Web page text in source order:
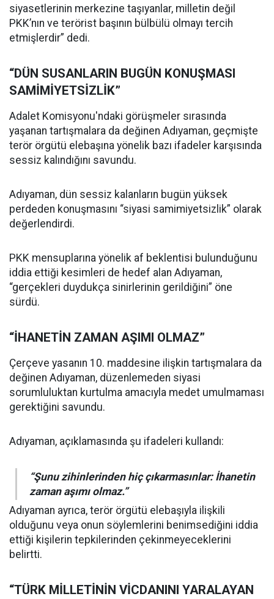
siyasetlerinin merkezine taşıyanlar, milletin değil
PKK’nın ve terörist başının bülbülü olmayı tercih
etmişlerdir” dedi.
“DÜN SUSANLARIN BUGÜN KONUŞMASI
SAMİMİYETSİZLİK”
Adalet Komisyonu'ndaki görüşmeler sırasında
yaşanan tartışmalara da değinen Adıyaman, geçmişte
terör örgütü elebaşına yönelik bazı ifadeler karşısında
sessiz kalındığını savundu.
Adıyaman, dün sessiz kalanların bugün yüksek
perdeden konuşmasını “siyasi samimiyetsizlik” olarak
değerlendirdi.
PKK mensuplarına yönelik af beklentisi bulunduğunu
iddia ettiği kesimleri de hedef alan Adıyaman,
“gerçekleri duydukça sinirlerinin gerildiğini” öne
sürdü.
“İHANETİN ZAMAN AŞIMI OLMAZ”
Çerçeve yasanın 10. maddesine ilişkin tartışmalara da
değinen Adıyaman, düzenlemeden siyasi
sorumluluktan kurtulma amacıyla medet umulmaması
gerektiğini savundu.
Adıyaman, açıklamasında şu ifadeleri kullandı:
“Şunu zihinlerinden hiç çıkarmasınlar: İhanetin
zaman aşımı olmaz.”
Adıyaman ayrıca, terör örgütü elebaşıyla ilişkili
olduğunu veya onun söylemlerini benimsediğini iddia
ettiği kişilerin tepkilerinden çekinmeyeceklerini
belirtti.
“TÜRK MİLLETİNİN VİCDANINI YARALAYAN